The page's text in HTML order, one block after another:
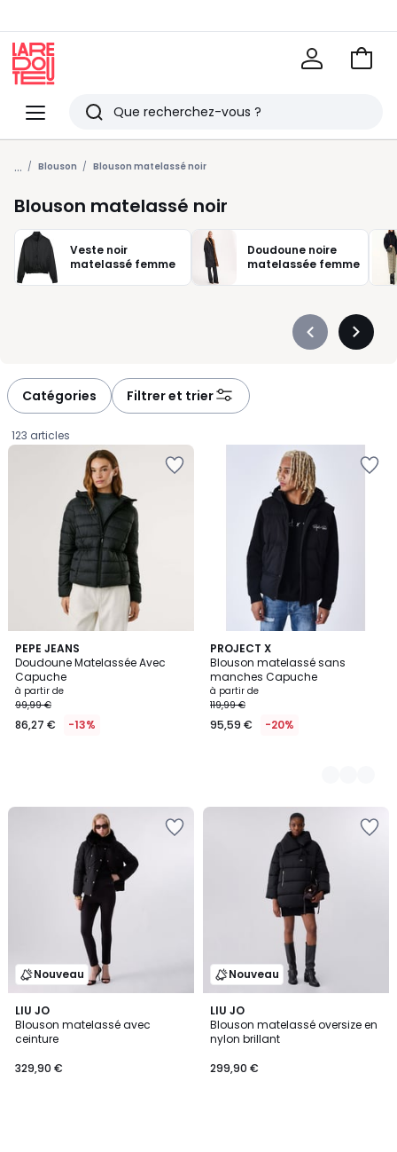
Menu
Redoute
Rechercher
Derniers
articles
vus
Voir
... Blouson Blouson matelassé noir
Blouson matelassé noir
Veste noir
matelassé femme
Doudoune noire
matelassée femme
Précédent
Catégories Filtrer et trier
123 articles
PEPE JEANS
Doudoune Matelassée Avec
Capuche
Prix
à
partir
à partir de
99,99 €
86,27 € -13%
PROJECT X
Blouson matelassé sans
manches Capuche
à partir de
119,99 €
95,59 € -20%
3
Couleurs
Nouveau
LIU JO
Blouson matelassé avec
ceinture
329,90 €
Nouveau
LIU JO
Blouson matelassé oversize en
nylon brillant
299,90 €